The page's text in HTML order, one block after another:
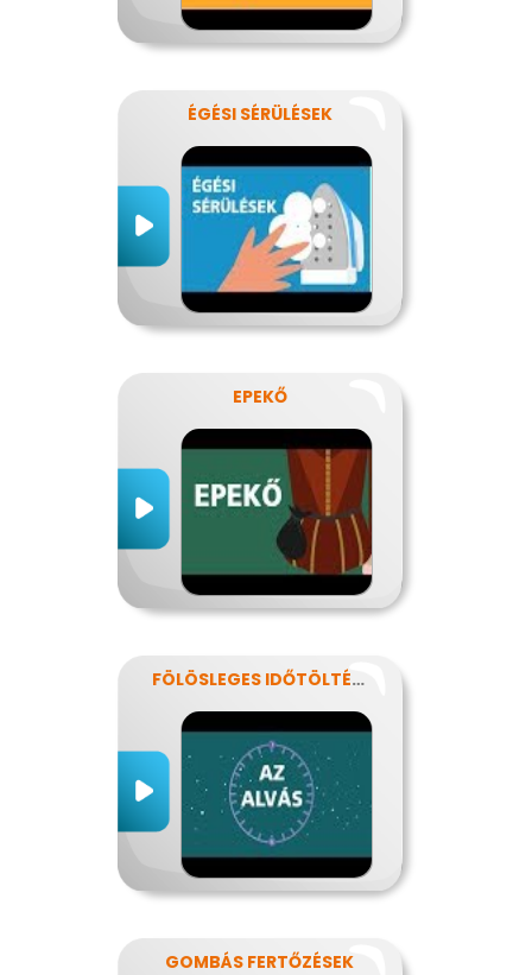
ÉGÉSI SÉRÜLÉSEK
EPEKŐ
FÖLÖSLEGES IDŐTÖLTÉS?
GOMBÁS FERTŐZÉSEK